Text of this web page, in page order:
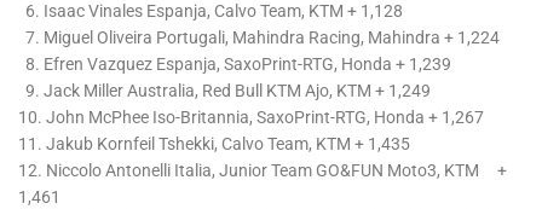
6. Isaac Vinales Espanja, Calvo Team, KTM + 1,128
7. Miguel Oliveira Portugali, Mahindra Racing, Mahindra + 1,224
8. Efren Vazquez Espanja, SaxoPrint-RTG, Honda + 1,239
9. Jack Miller Australia, Red Bull KTM Ajo, KTM + 1,249
10. John McPhee Iso-Britannia, SaxoPrint-RTG, Honda + 1,267
11. Jakub Kornfeil Tshekki, Calvo Team, KTM + 1,435
12. Niccolo Antonelli Italia, Junior Team GO&FUN Moto3, KTM +
1,461